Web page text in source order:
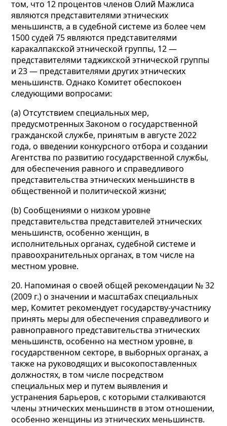
том, что 12 процентов членов Олий Мажлиса
являются представителями этнических
меньшинств, а в судебной системе из более чем
1500 судей 75 являются представителями
каракалпакской этнической группы, 12 —
представителями таджикской этнической группы
и 23 — представителями других этнических
меньшинств. Однако Комитет обеспокоен
следующими вопросами:
(а) Отсутствием специальных мер,
предусмотренных Законом о государственной
гражданской службе, принятым в августе 2022
года, о введении конкурсного отбора и создании
Агентства по развитию государственной службы,
для обеспечения равного и справедливого
представительства этнических меньшинств в
общественной и политической жизни;
(b) Сообщениями о низком уровне
представительства представителей этнических
меньшинств, особенно женщин, в
исполнительных органах, судебной системе и
правоохранительных органах, в том числе на
местном уровне.
20. Напоминая о своей общей рекомендации № 32
(2009 г.) о значении и масштабах специальных
мер, Комитет рекомендует государству-участнику
принять меры для обеспечения справедливого и
равноправного представительства этнических
меньшинств, особенно на местном уровне, в
государственном секторе, в выборных органах, а
также на руководящих и высокопоставленных
должностях, в том числе посредством
специальных мер и путем выявления и
устранения барьеров, с которыми сталкиваются
члены этнических меньшинств в этом отношении,
особенно женщины из этнических меньшинств.